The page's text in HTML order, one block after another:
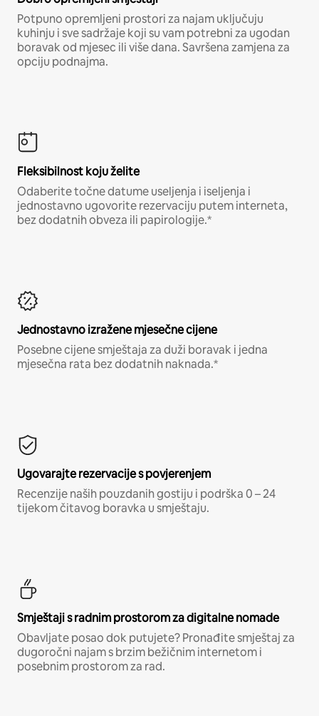
Potpuno opremljeni prostori za najam uključuju
kuhinju i sve sadržaje koji su vam potrebni za ugodan
boravak od mjesec ili više dana. Savršena zamjena za
opciju podnajma.
Fleksibilnost koju želite
Odaberite točne datume useljenja i iseljenja i
jednostavno ugovorite rezervaciju putem interneta,
bez dodatnih obveza ili papirologije.*
Jednostavno izražene mjesečne cijene
Posebne cijene smještaja za duži boravak i jedna
mjesečna rata bez dodatnih naknada.*
Ugovarajte rezervacije s povjerenjem
Recenzije naših pouzdanih gostiju i podrška 0 – 24
tijekom čitavog boravka u smještaju.
Smještaji s radnim prostorom za digitalne nomade
Obavljate posao dok putujete? Pronađite smještaj za
dugoročni najam s brzim bežičnim internetom i
posebnim prostorom za rad.